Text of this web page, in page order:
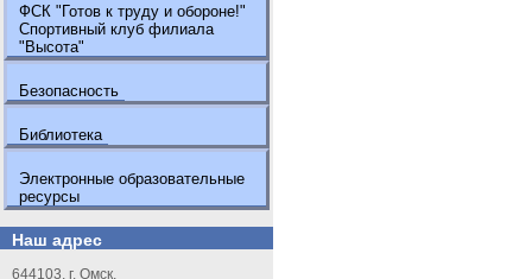
ФСК "Готов к труду и обороне!"
Спортивный клуб филиала
"Высота"
Безопасность
Библиотека
Электронные образовательные
ресурсы
Наш адрес
644103, г. Омск,